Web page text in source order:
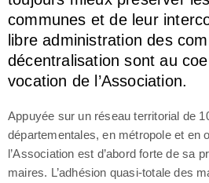
communes et de leur
libre administration des
décentralisation sont au
vocation de l’Association.
Appuyée sur un réseau territorial de
départementales, en métropole et en
l’Association est d’abord forte de sa
maires. L’adhésion quasi-totale des